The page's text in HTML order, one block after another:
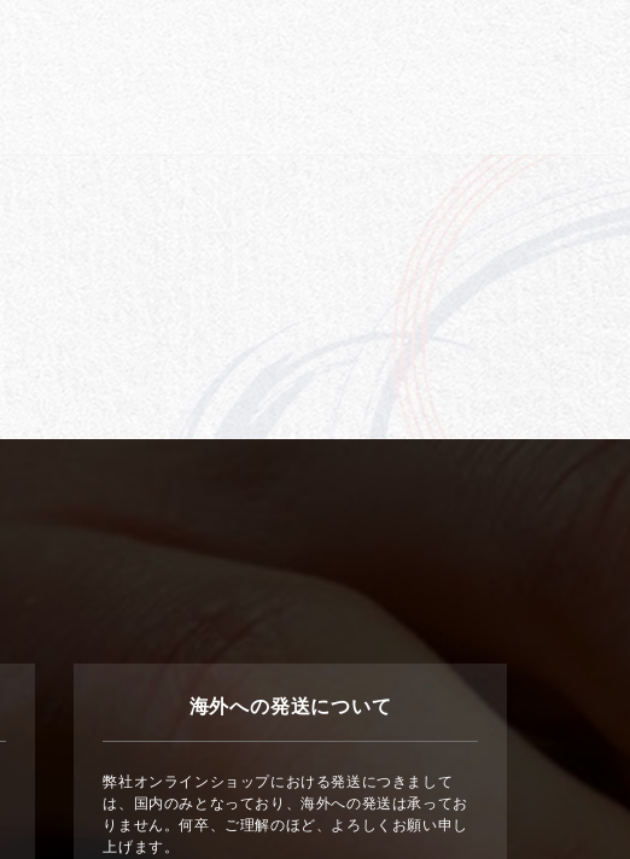
海外への発送について
弊社オンラインショップにおける発送につきまして
は、国内のみとなっており、海外への発送は承ってお
りません。何卒、ご理解のほど、よろしくお願い申し
上げます。